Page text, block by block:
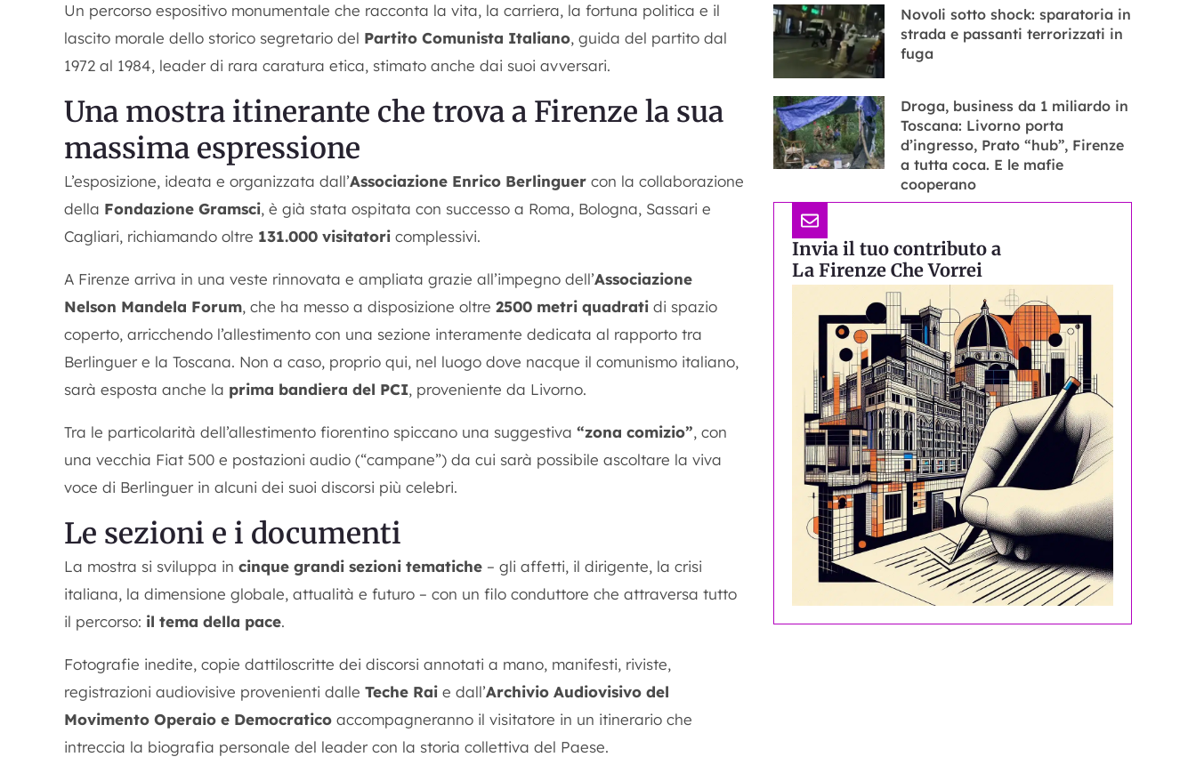
Un percorso espositivo monumentale che racconta la vita, la carriera, la fortuna politica e il
lascito morale dello storico segretario del Partito Comunista Italiano, guida del partito dal
1972 al 1984, leader di rara caratura etica, stimato anche dai suoi avversari.
Una mostra itinerante che trova a Firenze la sua
massima espressione
L’esposizione, ideata e organizzata dall’Associazione Enrico Berlinguer con la collaborazione
della Fondazione Gramsci, è già stata ospitata con successo a Roma, Bologna, Sassari e
Cagliari, richiamando oltre 131.000 visitatori complessivi.
A Firenze arriva in una veste rinnovata e ampliata grazie all’impegno dell’Associazione
Nelson Mandela Forum, che ha messo a disposizione oltre 2500 metri quadrati di spazio
coperto, arricchendo l’allestimento con una sezione interamente dedicata al rapporto tra
Berlinguer e la Toscana. Non a caso, proprio qui, nel luogo dove nacque il comunismo italiano,
sarà esposta anche la prima bandiera del PCI, proveniente da Livorno.
Tra le particolarità dell’allestimento fiorentino spiccano una suggestiva “zona comizio”, con
una vecchia Fiat 500 e postazioni audio (“campane”) da cui sarà possibile ascoltare la viva
voce di Berlinguer in alcuni dei suoi discorsi più celebri.
Le sezioni e i documenti
La mostra si sviluppa in cinque grandi sezioni tematiche – gli affetti, il dirigente, la crisi
italiana, la dimensione globale, attualità e futuro – con un filo conduttore che attraversa tutto
il percorso: il tema della pace.
Fotografie inedite, copie dattiloscritte dei discorsi annotati a mano, manifesti, riviste,
registrazioni audiovisive provenienti dalle Teche Rai e dall’Archivio Audiovisivo del
Movimento Operaio e Democratico accompagneranno il visitatore in un itinerario che
intreccia la biografia personale del leader con la storia collettiva del Paese.
Novoli sotto shock: sparatoria in
strada e passanti terrorizzati in
fuga
Droga, business da 1 miliardo in
Toscana: Livorno porta
d’ingresso, Prato “hub”, Firenze
a tutta coca. E le mafie
cooperano
Invia il tuo contributo a
La Firenze Che Vorrei